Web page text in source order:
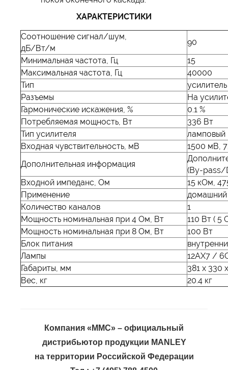
ХАРАКТЕРИСТИКИ
Соотношение сигнал/шум,
дБ/Вт/м
90
Минимальная частота, Гц
15
Максимальная частота, Гц
40000
Тип
Разъемы
На
Гармонические искажения, %
0.1 %
Потребляемая мощность, Вт
336 Вт
Тип усилителя
ламповый
Входная чувствительность, мВ
1500 мВ,
Дополнительная информация
(By-pass/
Входной импеданс, Ом
15 кОм,
Применение
домашний
Количество каналов
1
Мощность номинальная при 4 Ом, Вт
110 Вт ( 5
Мощность номинальная при 8 Ом, Вт
100 Вт
Блок питания
Лампы
12AX7 /
Габариты, мм
381 x 330
Вес, кг
20.4 кг
Компания «ММС» – официальный
дистрибьютор продукции MANLEY
на территории Российской Федерации